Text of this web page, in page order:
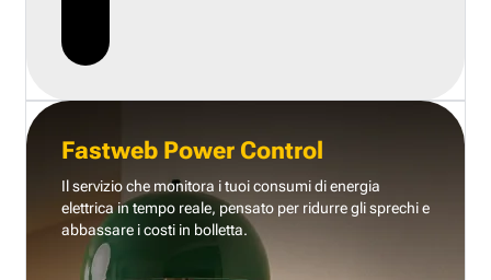
Fastweb Power Control
Il servizio che monitora i tuoi consumi di energia
elettrica in tempo reale, pensato per ridurre gli sprechi e
abbassare i costi in bolletta.